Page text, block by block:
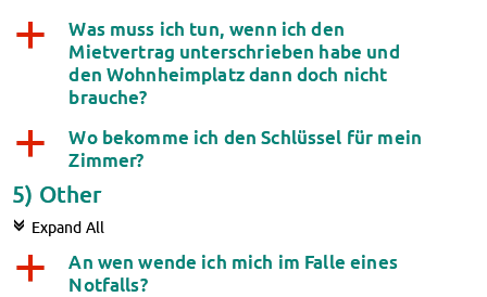
a
Was muss ich tun, wenn ich den
Mietvertrag unterschrieben habe und
den Wohnheimplatz dann doch nicht
brauche?
a
Wo bekomme ich den Schlüssel für mein
Zimmer?
5) Other
c Expand All
a
An wen wende ich mich im Falle eines
Notfalls?